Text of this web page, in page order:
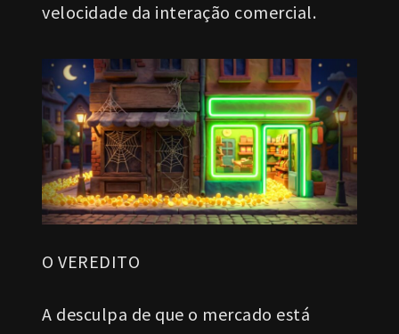
velocidade da interação comercial.
O VEREDITO
A desculpa de que o mercado está